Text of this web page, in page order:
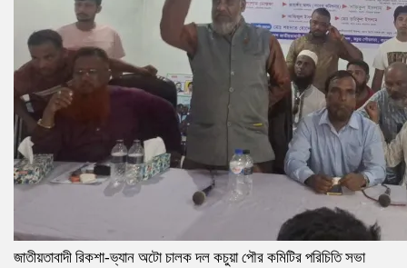
জাতীয়তাবাদী রিকশা-ভ্যান অটো চালক দল কচুয়া পৌর কমিটির পরিচিতি সভা